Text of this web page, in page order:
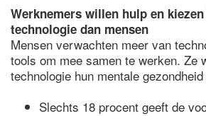
Werknemers willen hulp en
technologie dan mensen
Mensen verwachten meer van
tools om mee samen te werken. Ze
technologie hun mentale
Slechts 18 procent geeft de